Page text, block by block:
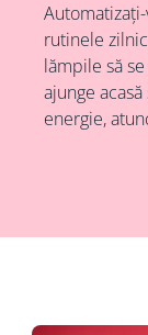
rutinele
lămpile să
ajunge
energie,